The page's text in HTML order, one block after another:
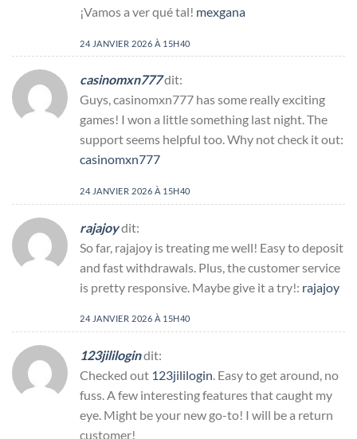
¡Vamos a ver qué tal! mexgana
24 JANVIER 2026 À 15H40
casinomxn777dit:
Guys, casinomxn777 has some really exciting
games! I won a little something last night. The
support seems helpful too. Why not check it out:
casinomxn777
24 JANVIER 2026 À 15H40
rajajoydit:
So far, rajajoy is treating me well! Easy to deposit
and fast withdrawals. Plus, the customer service
is pretty responsive. Maybe give it a try!: rajajoy
24 JANVIER 2026 À 15H40
123jililogindit:
Checked out 123jililogin. Easy to get around, no
fuss. A few interesting features that caught my
eye. Might be your new go-to! I will be a return
customer!